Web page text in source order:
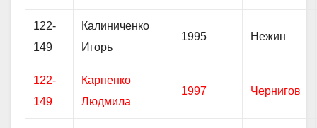
122-
149
Калиниченко
Игорь
1995 Нежин
122-
149
Карпенко
Людмила
1997 Чернигов